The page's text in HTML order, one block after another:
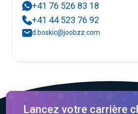
+41 76 526 83 18
+41 44 523 76 92
d.boskic@joobzz.com
Lancez votre carrière